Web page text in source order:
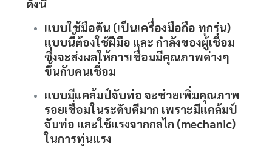
ดังนี้
แบบใช้มือดัน (เป็นเครื่องมือถือ ทุกรุ่น)
แบบนี้ต้องใช้ฝีมือ และ กำลังของผู้เชื่อม
ซึ่งจะส่งผลให้การเชื่อมมีคุณภาพต่างๆ
ขึ้นกับคนเชื่อม
แบบมีแคล้มป์จับท่อ จะช่วยเพิ่มคุณภาพ
รอยเชื่อมในระดับดีมาก เพราะมีแคล้มป์
จับท่อ และใช้แรงจากกลไก (mechanic)
ในการทุ่นแรง